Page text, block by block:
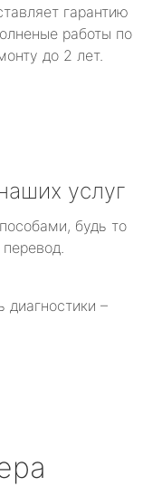
гарантию
работы по
до 2 лет.
услуг
будь то
диагностики –